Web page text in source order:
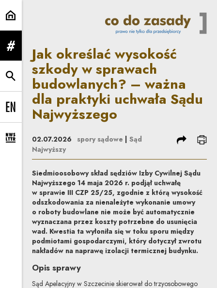
Jak określać wysokość szkody
rozwiń menu
rozwiń wyszukiwarkę
Change language to EN
rozwiń formularz zapisu na newsletter
Jak określać wysokość
szkody w sprawach
budowlanych? – ważna
dla praktyki uchwała Sądu
Najwyższego
02.07.2026 spory sądowe
Sąd
Najwyższy
podziel się
Siedmioosobowy skład sędziów Izby Cywilnej Sądu
Najwyższego 14 maja 2026 r. podjął uchwałę
w sprawie III CZP 25/25, zgodnie z którą wysokość
odszkodowania za nienależyte wykonanie umowy
o roboty budowlane nie może być automatycznie
wyznaczana przez koszty potrzebne do usunięcia
wad. Kwestia ta wyłoniła się w toku sporu między
podmiotami gospodarczymi, który dotyczył zwrotu
nakładów na naprawę izolacji termicznej budynku.
Opis sprawy
Sąd Apelacyjny w Szczecinie skierował do trzyosobowego